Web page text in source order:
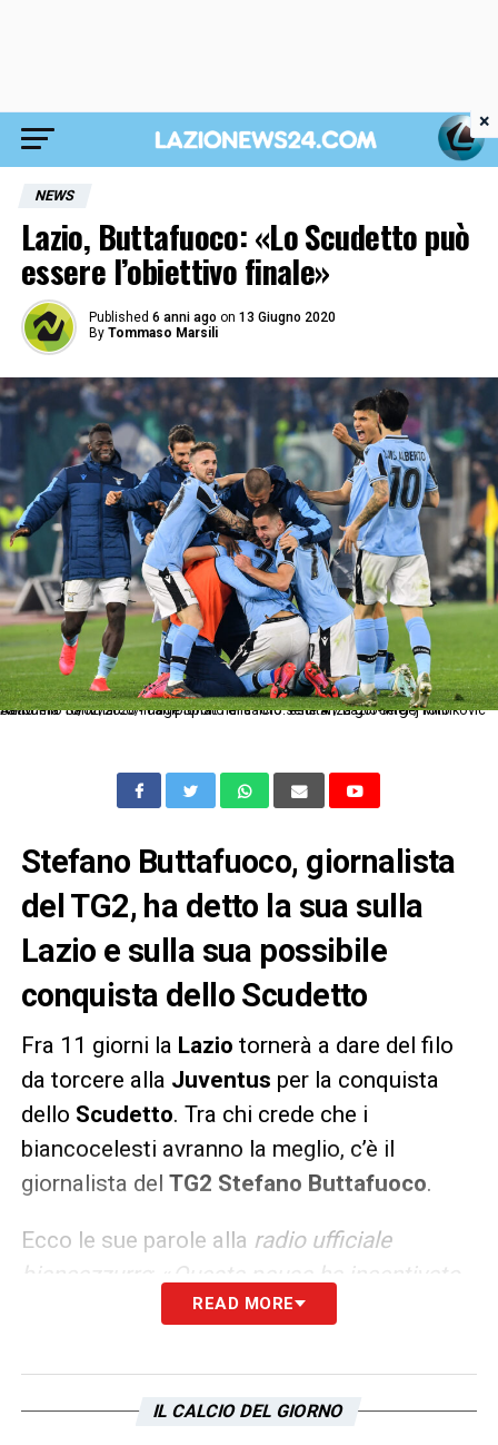
NEWS
Lazio, Buttafuoco: «Lo Scudetto può
essere l’obiettivo finale»
Published 6 anni ago on 13 Giugno 2020
By Tommaso Marsili
As Roma 16/02/2020 - campionato di calcio serie A / Lazio-Inter / foto Antonello Sammarco/Image Sport nella foto: esultanza gol Sergej Milinkovic Savic
Stefano Buttafuoco, giornalista
del TG2, ha detto la sua sulla
Lazio e sulla sua possibile
conquista dello Scudetto
Fra 11 giorni la Lazio tornerà a dare del filo
da torcere alla Juventus per la conquista
dello Scudetto. Tra chi crede che i
biancocelesti avranno la meglio, c’è il
giornalista del TG2 Stefano Buttafuoco.
Ecco le sue parole alla radio ufficiale
biancazzurra
Questa pausa ha incentivato
la consapevolezza di poter arrivare fino in
quattro posizioni della classifica sembra
ormai molto vicino. Il traguardo della Lazio,
READ MORE
IL CALCIO DEL GIORNO
×